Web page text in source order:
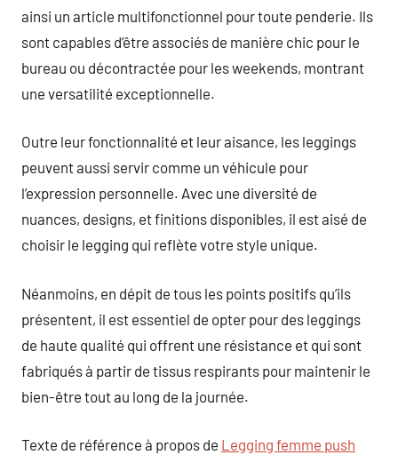
ainsi un article multifonctionnel pour toute penderie. Ils
sont capables d’être associés de manière chic pour le
bureau ou décontractée pour les weekends, montrant
une versatilité exceptionnelle.
Outre leur fonctionnalité et leur aisance, les leggings
peuvent aussi servir comme un véhicule pour
l’expression personnelle. Avec une diversité de
nuances, designs, et finitions disponibles, il est aisé de
choisir le legging qui reflète votre style unique.
Néanmoins, en dépit de tous les points positifs qu’ils
présentent, il est essentiel de opter pour des leggings
de haute qualité qui offrent une résistance et qui sont
fabriqués à partir de tissus respirants pour maintenir le
bien-être tout au long de la journée.
Texte de référence à propos de Legging femme push